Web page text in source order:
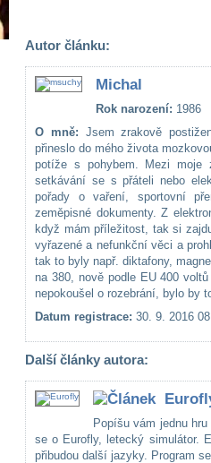
Autor článku:
Michal
Rok narození: 1986
O mně: Jsem zrakově
přineslo do mého života
potíže s pohybem. Mezi moje
setkávání se s přáteli nebo
pořady o vaření, sportovní
zeměpisné dokumenty. Z
když mám příležitost, tak si
vyřazené a nefunkční věci a
tak to byly např. diktafony,
na 380, nově podle EU 400
nepokoušel o rozebrání, bylo by
Datum registrace: 30. 9. 2016
Další články autora:
Popíšu vám jednu
se o Eurofly, letecký simulátor.
přibudou další jazyky. Program